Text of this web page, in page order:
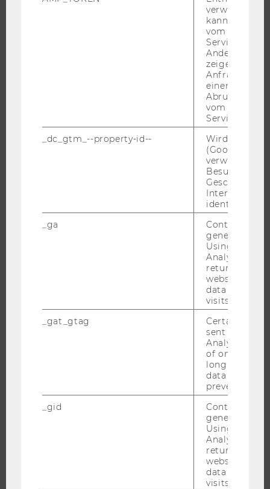
ORGANISATION DER FORSCHUNG
ÜBER DIE WU
EVENTS ARCHIV
verwendet
kann, um
vom AMP-
Service
Andere
zeigen Opt-
Anfrage im
einen Fehler
Abrufen
vom AMP
Service an.
_dc_gtm_--property-id--
Wird von
(Google Tag
verwendet,
Besucher
Geschlecht
Interessen zu
identifizieren.
_ga
Contains a
generated
Using this
Analytics can
returning
website and
data from
visits.
_gat_gtag
Certain data
sent to
Analytics a
of once per
long as it is
data
prevented.
_gid
Contains a
generated
Using this
Analytics can
returning
website and
data from
visits.